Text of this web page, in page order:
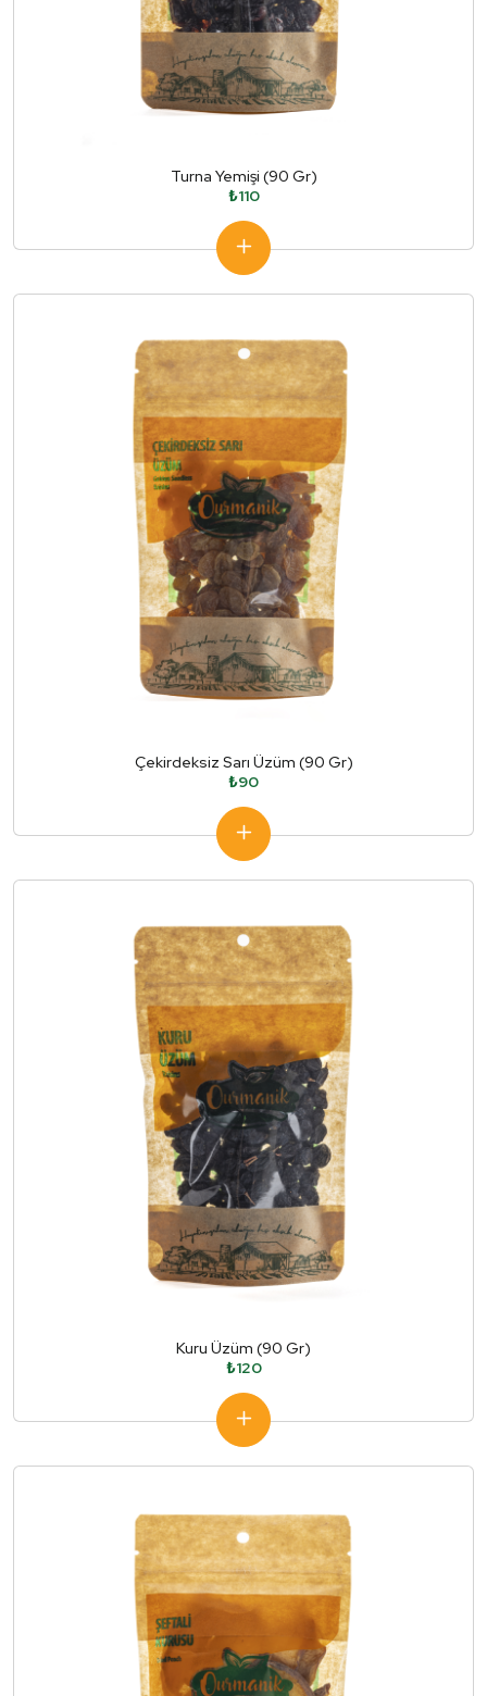
Turna Yemişi (90 Gr)
₺110
Çekirdeksiz Sarı Üzüm (90 Gr)
₺90
Kuru Üzüm (90 Gr)
₺120